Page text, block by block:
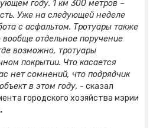
году. 1 км 300 метров –
Уже на следующей неделе
с асфальтом. Тротуары также
вообще отдельное поручение
возможно, тротуары
покрытии. Что касается
нет сомнений, что подрядчик
в этом году, - сказал
городского хозяйства мэрии